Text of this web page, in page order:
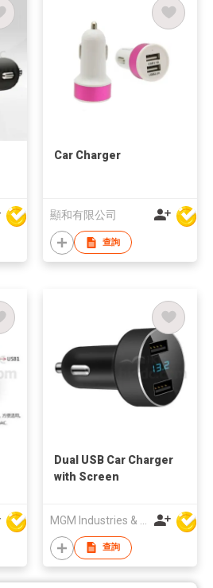
Car Charger
顯和有限公司
查詢
Dual USB Car Charger
with Screen
查詢